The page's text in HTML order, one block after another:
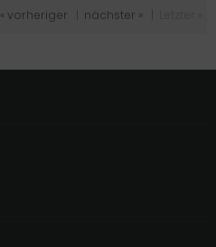
« vorheriger nächster »